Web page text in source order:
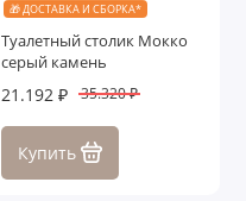
🎁 ДОСТАВКА И СБОРКА*
Туалетный столик Мокко
серый камень
21.192 ₽ 35.320 ₽
Купить